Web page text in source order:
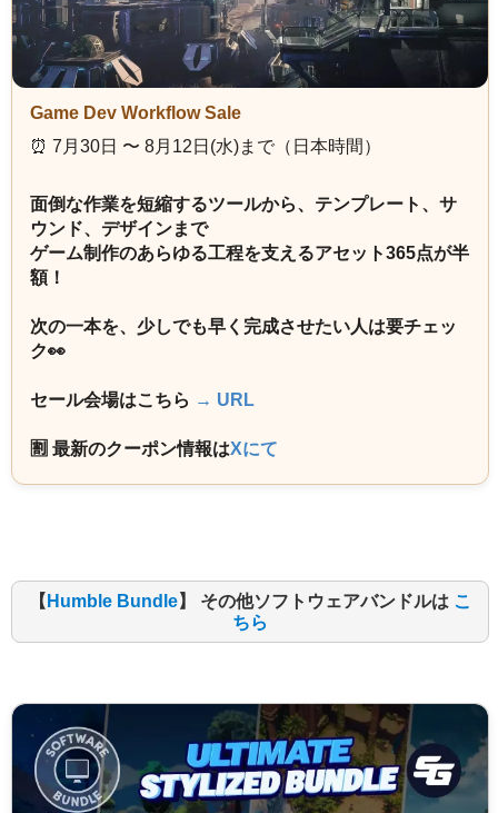
Game Dev Workflow Sale
⏰️ 7月30日 〜 8月12日(水)まで（日本時間）
面倒な作業を短縮するツールから、テンプレート、サ
ウンド、デザインまで
ゲーム制作のあらゆる工程を支えるアセット365点が半
額！
次の一本を、少しでも早く完成させたい人は要チェッ
ク👀
セール会場はこちら → URL
🈹 最新のクーポン情報はXにて
【 Humble Bundle】 その他ソフトウェアバンドルは こ
ちら